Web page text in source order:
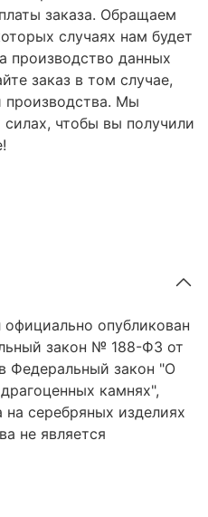
заказа. Обращаем
случаях нам будет
производство данных
заказ в том случае,
производства. Мы
чтобы вы получили
опубликован
закон № 188-ФЗ от
Федеральный закон "О
камнях",
серебряных изделиях
не является